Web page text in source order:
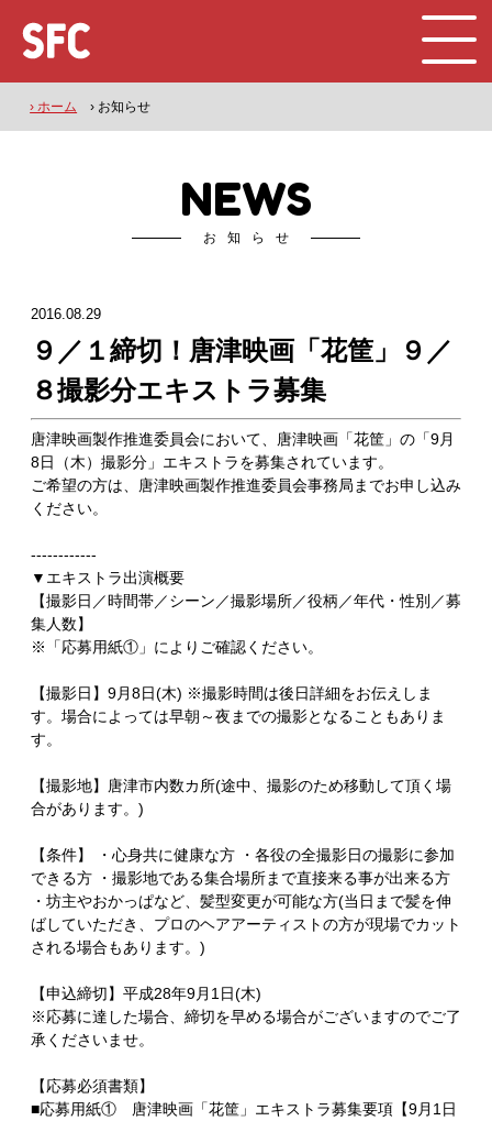
› ホーム › お知らせ
NEWS
お知らせ
2016.08.29
９／１締切！唐津映画「花筐」９／
８撮影分エキストラ募集
唐津映画製作推進委員会において、唐津映画「花筐」の「9月
8日（木）撮影分」エキストラを募集されています。
ご希望の方は、唐津映画製作推進委員会事務局までお申し込み
ください。
------------
▼エキストラ出演概要
【撮影日／時間帯／シーン／撮影場所／役柄／年代・性別／募
集人数】
※「応募用紙①」によりご確認ください。
【撮影日】9月8日(木) ※撮影時間は後日詳細をお伝えしま
す。場合によっては早朝～夜までの撮影となることもありま
す。
【撮影地】唐津市内数カ所(途中、撮影のため移動して頂く場
合があります。)
【条件】 ・心身共に健康な方 ・各役の全撮影日の撮影に参加
できる方 ・撮影地である集合場所まで直接来る事が出来る方
・坊主やおかっぱなど、髪型変更が可能な方(当日まで髪を伸
ばしていただき、プロのヘアアーティストの方が現場でカット
される場合もあります。)
【申込締切】平成28年9月1日(木)
※応募に達した場合、締切を早める場合がございますのでご了
承くださいませ。
【応募必須書類】
■応募用紙① 唐津映画「花筐」エキストラ募集要項【9月1日